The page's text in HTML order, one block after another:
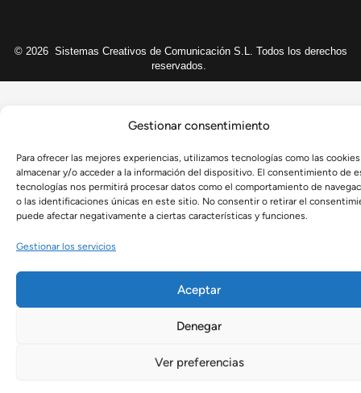
Gestionar consentimiento
Para ofrecer las mejores experiencias, utilizamos tecnologías como las cookies
almacenar y/o acceder a la información del dispositivo. El consentimiento de
tecnologías nos permitirá procesar datos como el comportamiento de
o las identificaciones únicas en este sitio. No consentir o retirar el
puede afectar negativamente a ciertas características y funciones.
Gestionar los servicios
Aceptar
Denegar
Ver preferencias
© 2026 Sistemas Creativos de Comunicación S.L. Todos los derechos
reservados.